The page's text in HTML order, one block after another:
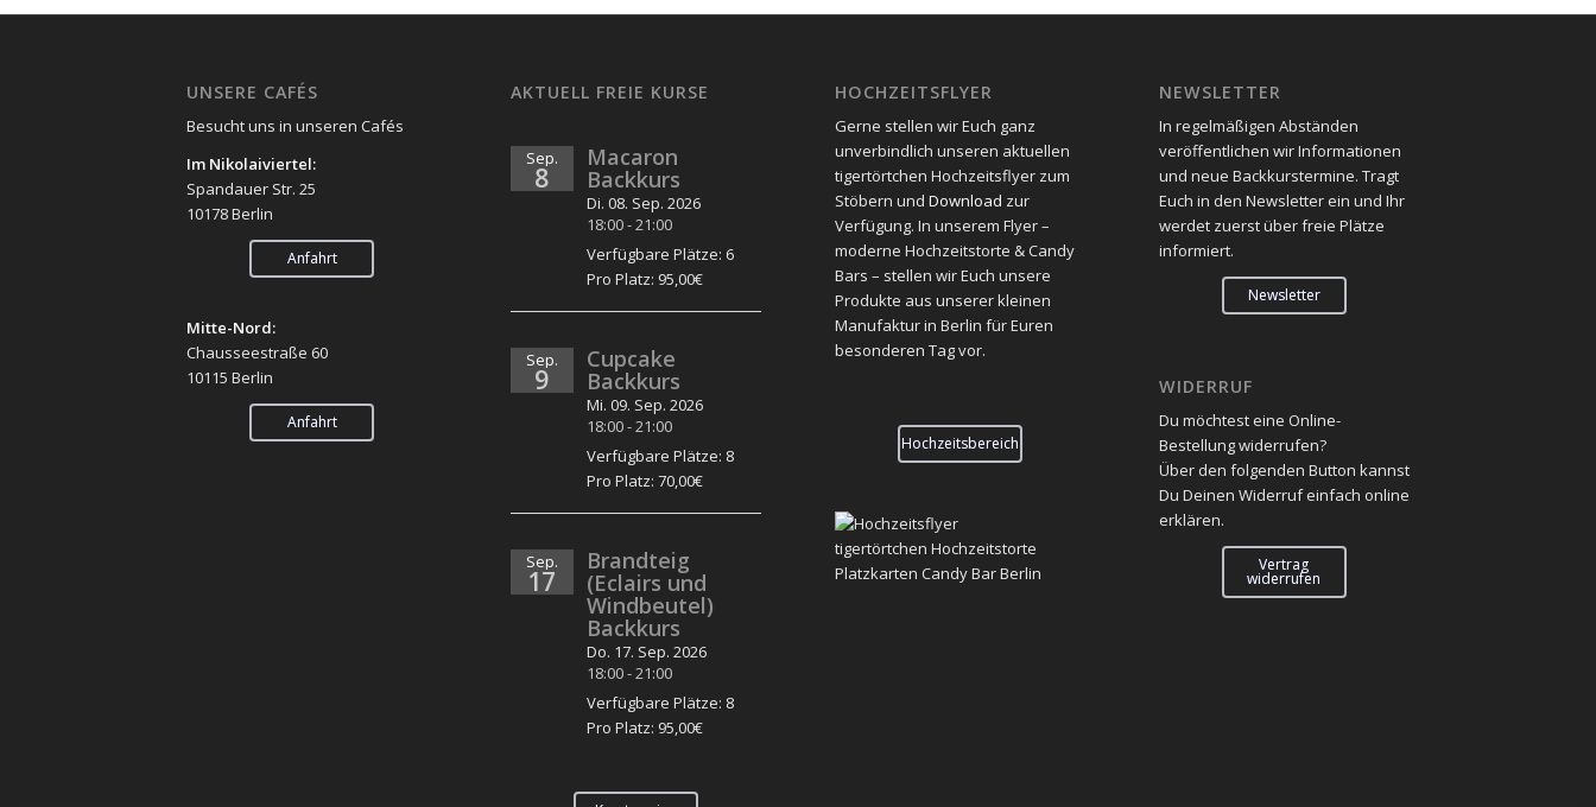
UNSERE CAFÉS
Besucht uns in unseren Cafés
Im Nikolaiviertel:
Spandauer Str. 25
10178 Berlin
Anfahrt
Mitte-Nord:
Chausseestraße 60
10115 Berlin
Anfahrt
AKTUELL FREIE KURSE
Sep.
8
Macaron
Backkurs
Di. 08. Sep. 2026
18:00-21:00
Verfügbare Plätze: 6
Pro Platz: 95,00€
Sep.
9
Cupcake
Backkurs
Mi. 09. Sep. 2026
18:00-21:00
Verfügbare Plätze: 8
Pro Platz: 70,00€
Sep.
17
Brandteig
(Eclairs und
Windbeutel)
Backkurs
Do. 17. Sep. 2026
18:00-21:00
Verfügbare Plätze: 8
Pro Platz: 95,00€
HOCHZEITSFLYER
Gerne stellen wir Euch ganz
unverbindlich unseren aktuellen
tigertörtchen Hochzeitsflyer zum
Stöbern und Download zur
Verfügung. In unserem Flyer –
moderne Hochzeitstorte & Candy
Bars – stellen wir Euch unsere
Produkte aus unserer kleinen
Manufaktur in Berlin für Euren
besonderen Tag vor.
Hochzeitsbereich
NEWSLETTER
In regelmäßigen Abständen
veröffentlichen wir Informationen
und neue Backkurstermine. Tragt
Euch in den Newsletter ein und Ihr
werdet zuerst über freie Plätze
informiert.
Newsletter
WIDERRUF
Du möchtest eine Online-
Bestellung widerrufen?
Über den folgenden Button kannst
Du Deinen Widerruf einfach online
erklären.
Vertrag
widerrufen